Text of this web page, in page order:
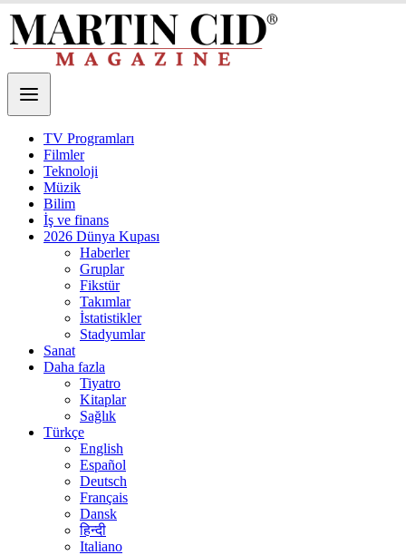
TV Programları
Filmler
Teknoloji
Müzik
Bilim
İş ve finans
2026 Dünya Kupası
Haberler
Gruplar
Fikstür
Takımlar
İstatistikler
Stadyumlar
Sanat
Daha fazla
Tiyatro
Kitaplar
Sağlık
Türkçe
English
Español
Deutsch
Français
Dansk
हिन्दी
Italiano